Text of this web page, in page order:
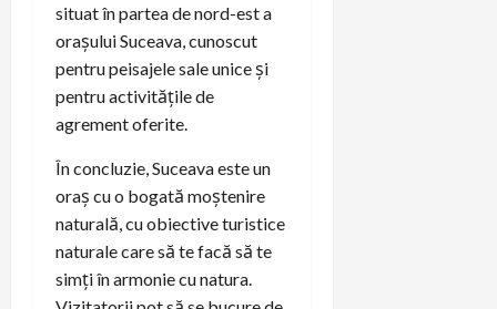
situat în partea de nord-est a
orașului Suceava, cunoscut
pentru peisajele sale unice și
pentru activitățile de
agrement oferite.
În concluzie, Suceava este un
oraș cu o bogată moștenire
naturală, cu obiective turistice
naturale care să te facă să te
simți în armonie cu natura.